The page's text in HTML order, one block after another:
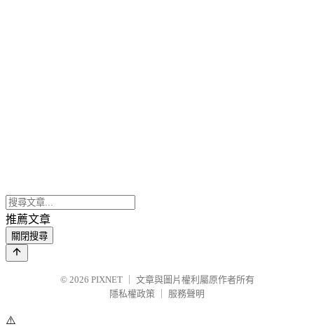
推薦文章
關閉搜尋
© 2026 PIXNET
文章與圖片權利屬原作者所有
隱私權政策
服務聲明
⚠️